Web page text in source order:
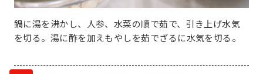
鍋に湯を沸かし、人参、水菜の順で茹で、引き上げ水気
を切る。湯に酢を加えもやしを茹でざるに水気を切る。